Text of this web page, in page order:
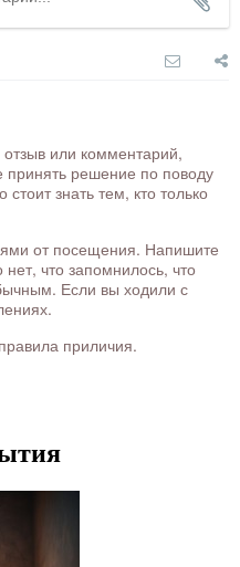
или комментарий,
решение по поводу
знать тем, кто только
от посещения. Напишите
что запомнилось, что
Если вы ходили с
приличия.